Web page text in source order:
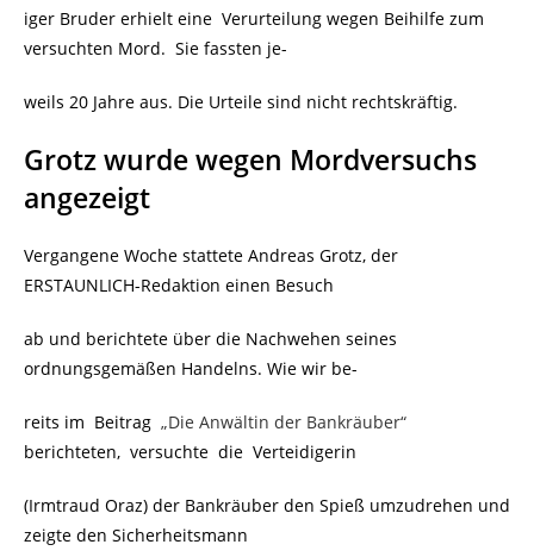
iger Bruder erhielt eine Verurteilung wegen Beihilfe zum
versuchten Mord. Sie fassten je-
weils 20 Jahre aus. Die Urteile sind nicht rechtskräftig.
Grotz wurde wegen Mordversuchs
angezeigt
Vergangene Woche stattete Andreas Grotz, der
ERSTAUNLICH-Redaktion einen Besuch
ab und berichtete über die Nachwehen seines
ordnungsgemäßen Handelns. Wie wir be-
reits im Beitrag „Die Anwältin der Bankräuber“
berichteten, versuchte die Verteidigerin
(Irmtraud Oraz) der Bankräuber den Spieß umzudrehen und
zeigte den Sicherheitsmann